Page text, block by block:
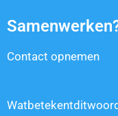
Contact opnemen